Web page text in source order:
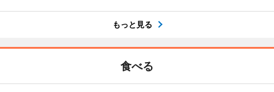
もっと見る
食べる